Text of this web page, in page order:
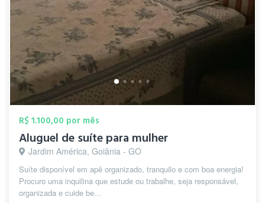
R$ 1.100,00 por mês
Aluguel de suíte para mulher
Jardim América, Goiânia - GO
Suíte disponível em apê organizado, tranquilo e com boa energia!
Procuro uma inquilina que estude ou trabalhe, seja responsável,
organizada e cuide be...